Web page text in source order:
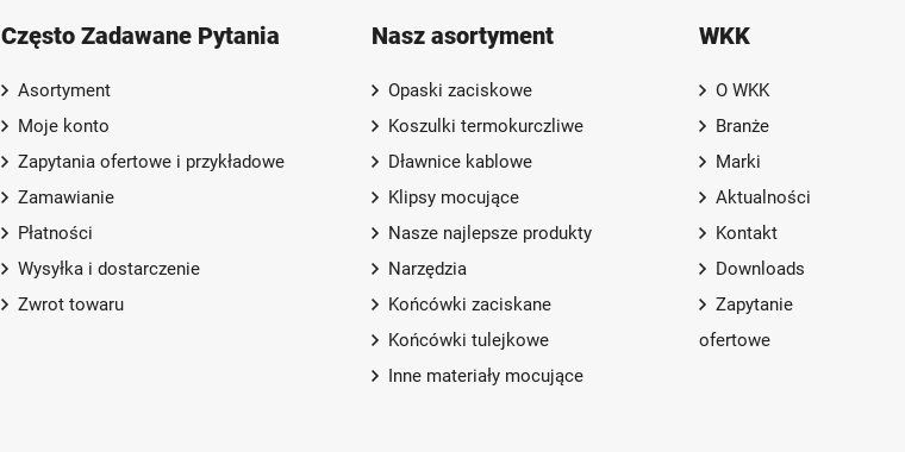
Często Zadawane Pytania
Asortyment
Moje konto
Zapytania ofertowe i przykładowe
Zamawianie
Płatności
Wysyłka i dostarczenie
Zwrot towaru
Nasz asortyment
Opaski zaciskowe
Koszulki termokurczliwe
Dławnice kablowe
Klipsy mocujące
Nasze najlepsze produkty
Narzędzia
Końcówki zaciskane
Końcówki tulejkowe
Inne materiały mocujące
WKK
O WKK
Branże
Marki
Aktualności
Kontakt
Downloads
Zapytanie
ofertowe